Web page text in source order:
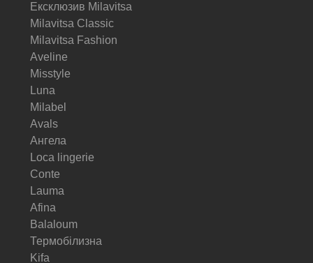
Ексклюзив Milavitsa
Milavitsa Classic
Milavitsa Fashion
Aveline
Misstyle
Luna
Milabel
Avals
Ангела
Loca lingerie
Conte
Lauma
Afina
Balaloum
Термобілизна
Kifa